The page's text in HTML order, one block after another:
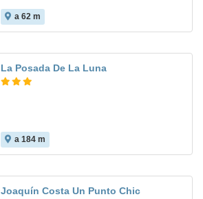
a 62 m
La Posada De La Luna
a 184 m
Joaquín Costa Un Punto Chic